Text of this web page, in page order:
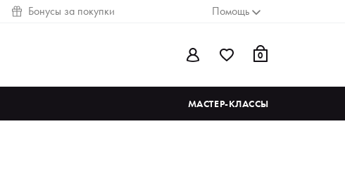
Бонусы за покупки Помощь
0
МАСТЕР-КЛАССЫ